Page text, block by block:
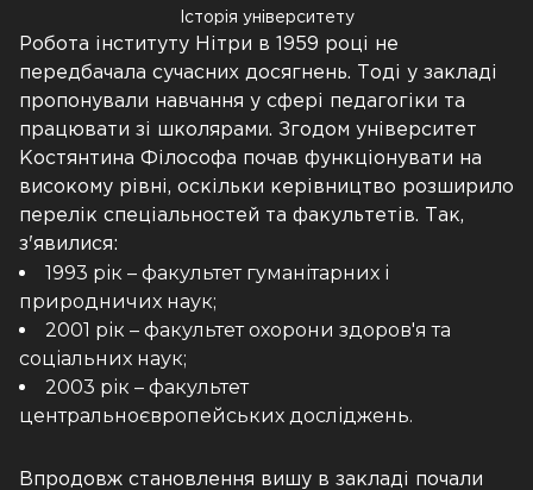
Історія університету
Робота інституту Нітри в 1959 році не
передбачала сучасних досягнень. Тоді у закладі
пропонували навчання у сфері педагогіки та
працювати зі школярами. Згодом університет
Костянтина Філософа почав функціонувати на
високому рівні, оскільки керівництво розширило
перелік спеціальностей та факультетів. Так,
з'явилися:
1993 рік – факультет гуманітарних і
природничих наук;
2001 рік – факультет охорони здоров'я та
соціальних наук;
2003 рік – факультет
центральноєвропейських досліджень.
Впродовж становлення вишу в закладі почали